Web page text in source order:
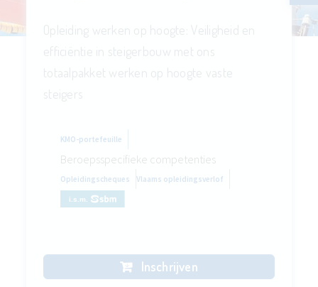
KMO-portefeuille
Beroepsspecifieke competenties
Opleidingscheques Vlaams opleidingsverlof
Inschrijven